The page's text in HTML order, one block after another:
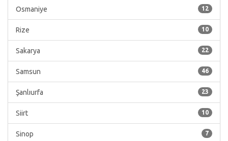
12
Osmaniye
10
Rize
22
Sakarya
46
Samsun
23
Şanlıurfa
10
Siirt
7
Sinop